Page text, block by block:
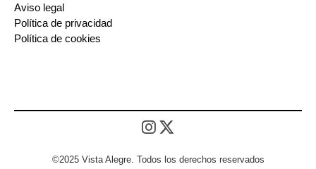
Aviso legal
Política de privacidad
Política de cookies
©2025 Vista Alegre. Todos los derechos reservados